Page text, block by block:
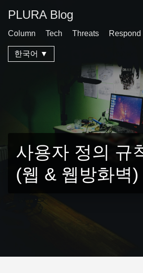
PLURA Blog
Column Tech Threats Respond
한국어 ▼
사용자 정의 규
(웹 & 웹방화벽)